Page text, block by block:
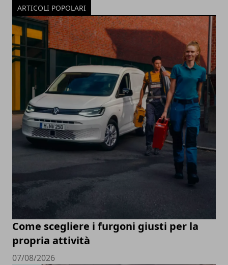
ARTICOLI POPOLARI
Come scegliere i furgoni giusti per la
propria attività
07/08/2026